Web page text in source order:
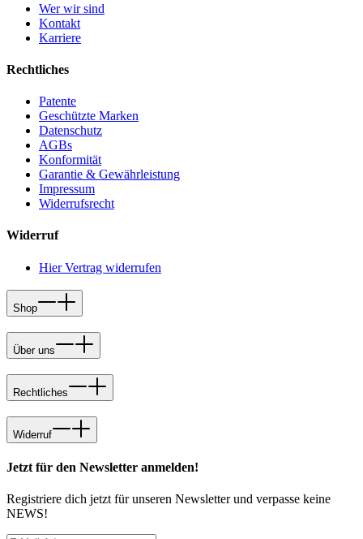
Wer wir sind
Kontakt
Karriere
Rechtliches
Patente
Geschützte Marken
Datenschutz
AGBs
Konformität
Garantie & Gewährleistung
Impressum
Widerrufsrecht
Widerruf
Hier Vertrag widerrufen
Shop
Über uns
Rechtliches
Widerruf
Jetzt für den Newsletter anmelden!
Registriere dich jetzt für unseren Newsletter und verpasse keine
NEWS!